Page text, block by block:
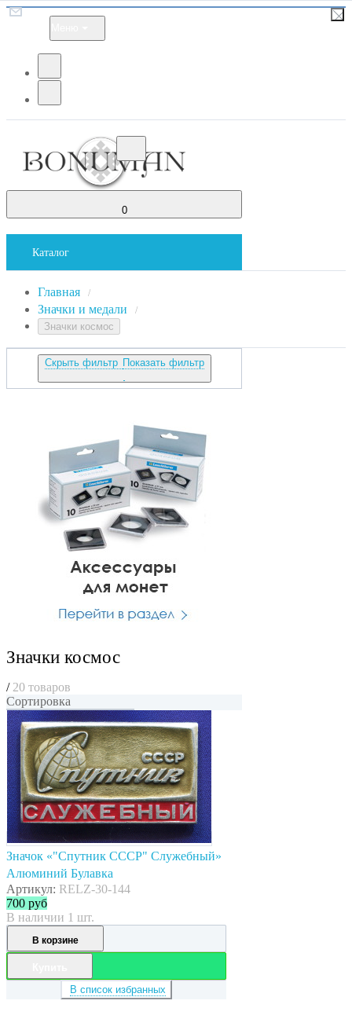
0
Каталог
Главная /
Значки и медали /
Значки космос
Скрыть фильтр Показать фильтр
Значки космос
/ 20 товаров
Сортировка
Значок «"Спутник СССР" Служебный»
Алюминий Булавка
Артикул: RELZ-30-144
700 руб
В наличии 1 шт.
В корзине
В список избранных